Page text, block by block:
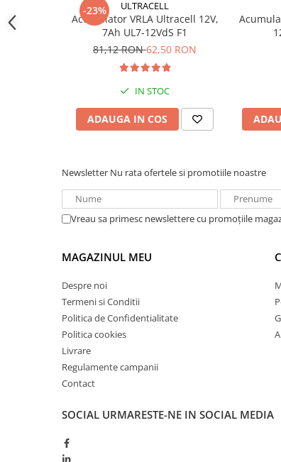
SLA AGM (Sealed Lead Acid)
Deep Cycle - Tractiune/Semi-
Pachete acumulatori VRLA
Sisteme de management (BMS)
Redresoare auto, moto, barci si
UPS Trifazat
Stabilizatoare Tensiune
PDUs unitati de distributie a
energiei electrice
Cabinete baterii
Drumetii / Camping
Frigidere portabile
-23% ULTRACELL
Acumulator VRLA Ultracell 12V,
7Ah UL7-12VdS F1
81,12 RON62,50 RON
IN STOC
ADAUGA IN COS
Newsletter Nu rata ofertele si promotiile noastre
Vreau sa primesc newslettere cu promoțiile
MAGAZINUL MEU
Despre noi
Termeni si Conditii
Politica de Confidentialitate
Politica cookies
Livrare
Regulamente campanii
Contact
SOCIAL URMARESTE-NE IN SOCIAL MEDIA